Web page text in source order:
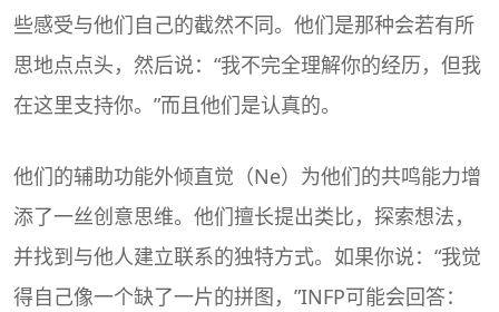
些感受与他们自己的截然不同。他们是那种会若有所
思地点点头，然后说：“我不完全理解你的经历，但我
在这里支持你。”而且他们是认真的。
他们的辅助功能外倾直觉（Ne）为他们的共鸣能力增
添了一丝创意思维。他们擅长提出类比，探索想法，
并找到与他人建立联系的独特方式。如果你说：“我觉
得自己像一个缺了一片的拼图，”INFP可能会回答：